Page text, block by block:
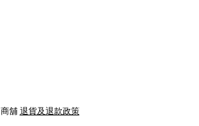
商舖 退貨及退款政策